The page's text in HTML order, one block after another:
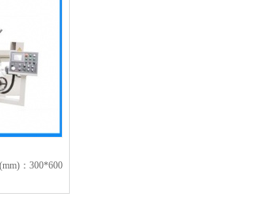
：300*600